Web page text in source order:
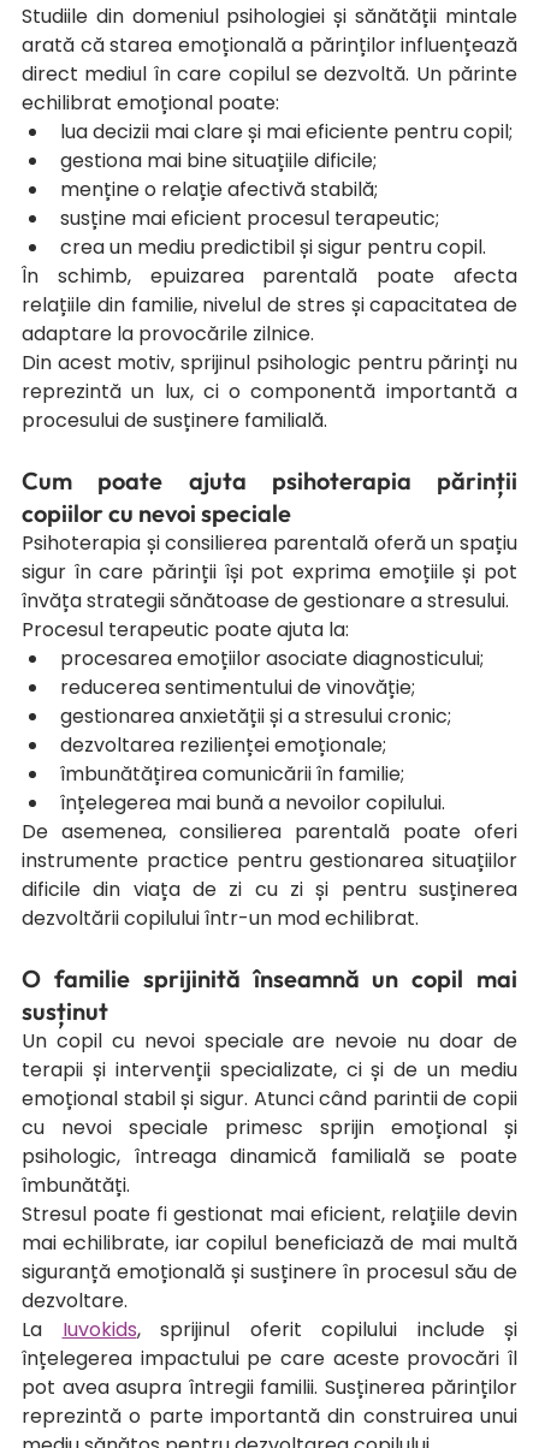
Studiile din domeniul psihologiei și sănătății mintale
arată că starea emoțională a părinților influențează
direct mediul în care copilul se dezvoltă. Un părinte
echilibrat emoțional poate:
lua decizii mai clare și mai eficiente pentru copil;
gestiona mai bine situațiile dificile;
menține o relație afectivă stabilă;
susține mai eficient procesul terapeutic;
crea un mediu predictibil și sigur pentru copil.
În schimb, epuizarea parentală poate afecta
relațiile din familie, nivelul de stres și capacitatea de
adaptare la provocările zilnice.
Din acest motiv, sprijinul psihologic pentru părinți nu
reprezintă un lux, ci o componentă importantă a
procesului de susținere familială.
Cum poate ajuta psihoterapia părinții
copiilor cu nevoi speciale
Psihoterapia și consilierea parentală oferă un spațiu
sigur în care părinții își pot exprima emoțiile și pot
învăța strategii sănătoase de gestionare a stresului.
Procesul terapeutic poate ajuta la:
procesarea emoțiilor asociate diagnosticului;
reducerea sentimentului de vinovăție;
gestionarea anxietății și a stresului cronic;
dezvoltarea rezilienței emoționale;
îmbunătățirea comunicării în familie;
înțelegerea mai bună a nevoilor copilului.
De asemenea, consilierea parentală poate oferi
instrumente practice pentru gestionarea situațiilor
dificile din viața de zi cu zi și pentru susținerea
dezvoltării copilului într-un mod echilibrat.
O familie sprijinită înseamnă un copil mai
susținut
Un copil cu nevoi speciale are nevoie nu doar de
terapii și intervenții specializate, ci și de un mediu
emoțional stabil și sigur. Atunci când parintii de copii
cu nevoi speciale primesc sprijin emoțional și
psihologic, întreaga dinamică familială se poate
îmbunătăți.
Stresul poate fi gestionat mai eficient, relațiile devin
mai echilibrate, iar copilul beneficiază de mai multă
siguranță emoțională și susținere în procesul său de
dezvoltare.
La Iuvokids, sprijinul oferit copilului include și
înțelegerea impactului pe care aceste provocări îl
pot avea asupra întregii familii. Susținerea părinților
reprezintă o parte importantă din construirea unui